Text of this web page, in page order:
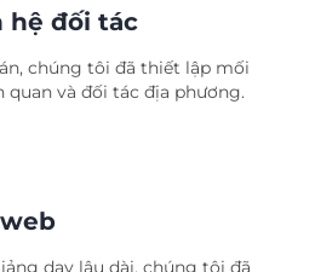
hệ đối tác
chúng tôi đã thiết lập mối
quan và đối tác địa phương.
dạy lâu dài, chúng tôi đã